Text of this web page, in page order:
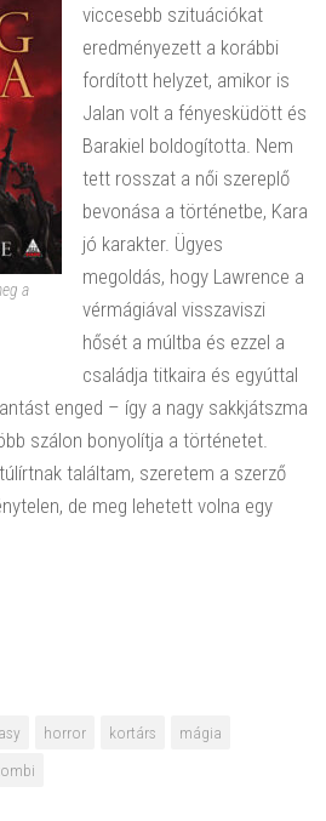
a
viccesebb szituációkat
eredményezett a korábbi
fordított helyzet, amikor is
Jalan volt a fényesküdött és
Barakiel boldogította. Nem
tett rosszat a női szereplő
bevonása a történetbe, Kara
jó karakter. Ügyes
megoldás, hogy Lawrence a
vérmágiával visszaviszi
hősét a múltba és ezzel a
családja titkaira és egyúttal
enged – így a nagy sakkjátszma
szálon bonyolítja a történetet.
találtam, szeretem a szerző
de meg lehetett volna egy
horror kortárs
mágia